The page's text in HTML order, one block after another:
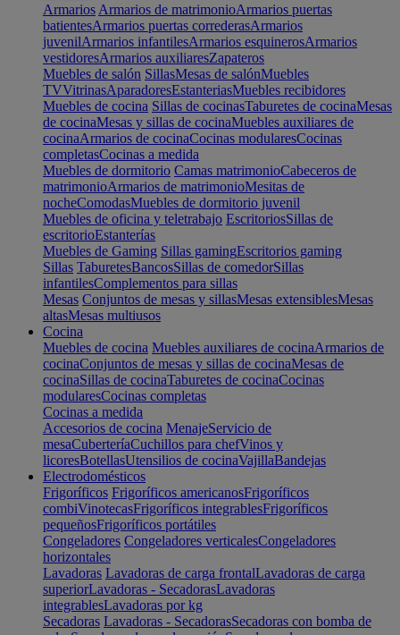
Armarios Armarios de matrimonioArmarios puertas
batientesArmarios puertas correderasArmarios
juvenilArmarios infantilesArmarios esquinerosArmarios
vestidoresArmarios auxiliaresZapateros
Muebles de salón SillasMesas de salónMuebles
TVVitrinasAparadoresEstanteriasMuebles recibidores
Muebles de cocina Sillas de cocinasTaburetes de cocinaMesas
de cocinaMesas y sillas de cocinaMuebles auxiliares de
cocinaArmarios de cocinaCocinas modularesCocinas
completasCocinas a medida
Muebles de dormitorio Camas matrimonioCabeceros de
matrimonioArmarios de matrimonioMesitas de
nocheComodasMuebles de dormitorio juvenil
Muebles de oficina y teletrabajo EscritoriosSillas de
escritorioEstanterías
Muebles de Gaming Sillas gamingEscritorios gaming
Sillas TaburetesBancosSillas de comedorSillas
infantilesComplementos para sillas
Mesas Conjuntos de mesas y sillasMesas extensiblesMesas
altasMesas multiusos
Cocina
Muebles de cocina Muebles auxiliares de cocinaArmarios de
cocinaConjuntos de mesas y sillas de cocinaMesas de
cocinaSillas de cocinaTaburetes de cocinaCocinas
modularesCocinas completas
Cocinas a medida
Accesorios de cocina MenajeServicio de
mesaCuberteríaCuchillos para chefVinos y
licoresBotellasUtensilios de cocinaVajillaBandejas
Electrodomésticos
Frigoríficos Frigoríficos americanosFrigoríficos
combiVinotecasFrigoríficos integrablesFrigoríficos
pequeñosFrigoríficos portátiles
Congeladores Congeladores verticalesCongeladores
horizontales
Lavadoras Lavadoras de carga frontalLavadoras de carga
superiorLavadoras - SecadorasLavadoras
integrablesLavadoras por kg
Secadoras Lavadoras - SecadorasSecadoras con bomba de